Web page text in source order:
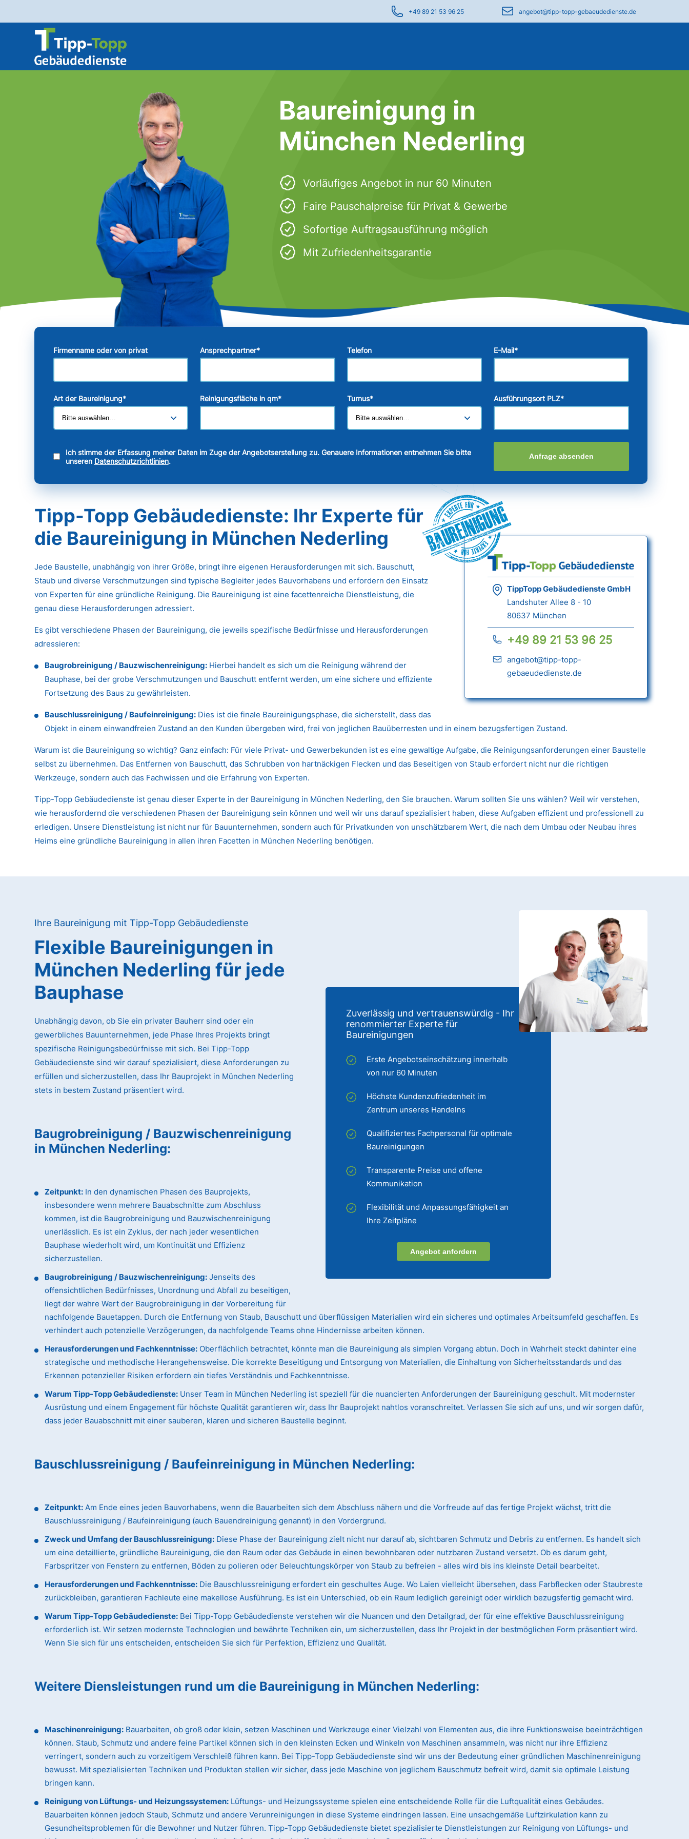
+49 89 21 53 96 25 angebot@tipp-topp-gebaeudedienste.de
Baureinigung in
München Nederling
Vorläufiges Angebot in nur 60 Minuten
Faire Pauschalpreise für Privat & Gewerbe
Sofortige Auftragsausführung möglich
Mit Zufriedenheitsgarantie
Firmenname oder von privat Ansprechpartner* Telefon E-Mail*
Art der Baureinigung* Reinigungsfläche in qm* Turnus* Ausführungsort PLZ*
Ich stimme der Erfassung meiner Daten im Zuge der Angebotserstellung zu. Genauere Informationen entnehmen Sie bitte
unseren Datenschutzrichtlinien.
Anfrage absenden
Tipp-Topp Gebäudedienste: Ihr Experte für
die Baureinigung in München Nederling
Baureinigung
TippTopp Gebäudedienste GmbH
Landshuter Allee 8 - 10
80637 München
+49 89 21 53 96 25
angebot@tipp-topp-
gebaeudedienste.de
Jede Baustelle, unabhängig von ihrer Größe, bringt ihre eigenen Herausforderungen mit sich. Bauschutt,
Staub und diverse Verschmutzungen sind typische Begleiter jedes Bauvorhabens und erfordern den Einsatz
von Experten für eine gründliche Reinigung. Die Baureinigung ist eine facettenreiche Dienstleistung, die
genau diese Herausforderungen adressiert.
Es gibt verschiedene Phasen der Baureinigung, die jeweils spezifische Bedürfnisse und Herausforderungen
adressieren:
Baugrobreinigung / Bauzwischenreinigung: Hierbei handelt es sich um die Reinigung während der
Bauphase, bei der grobe Verschmutzungen und Bauschutt entfernt werden, um eine sichere und effiziente
Fortsetzung des Baus zu gewährleisten.
Bauschlussreinigung / Baufeinreinigung: Dies ist die finale Baureinigungsphase, die sicherstellt, dass das
Objekt in einem einwandfreien Zustand an den Kunden übergeben wird, frei von jeglichen Bauüberresten und in einem bezugsfertigen Zustand.
Warum ist die Baureinigung so wichtig? Ganz einfach: Für viele Privat- und Gewerbekunden ist es eine gewaltige Aufgabe, die Reinigungsanforderungen einer Baustelle
selbst zu übernehmen. Das Entfernen von Bauschutt, das Schrubben von hartnäckigen Flecken und das Beseitigen von Staub erfordert nicht nur die richtigen
Werkzeuge, sondern auch das Fachwissen und die Erfahrung von Experten.
Tipp-Topp Gebäudedienste ist genau dieser Experte in der Baureinigung in München Nederling, den Sie brauchen. Warum sollten Sie uns wählen? Weil wir verstehen,
wie herausfordernd die verschiedenen Phasen der Baureinigung sein können und weil wir uns darauf spezialisiert haben, diese Aufgaben effizient und professionell zu
erledigen. Unsere Dienstleistung ist nicht nur für Bauunternehmen, sondern auch für Privatkunden von unschätzbarem Wert, die nach dem Umbau oder Neubau ihres
Heims eine gründliche Baureinigung in allen ihren Facetten in München Nederling benötigen.
Ihre Baureinigung mit Tipp-Topp Gebäudedienste
Zuverlässig und vertrauenswürdig - Ihr
renommierter Experte für
Baureinigungen
Erste Angebotseinschätzung innerhalb
von nur 60 Minuten
Höchste Kundenzufriedenheit im
Zentrum unseres Handelns
Qualifiziertes Fachpersonal für optimale
Baureinigungen
Transparente Preise und offene
Kommunikation
Flexibilität und Anpassungsfähigkeit an
Ihre Zeitpläne
Angebot anfordern
Flexible Baureinigungen in
München Nederlingfür jede
Bauphase
Unabhängig davon, ob Sie ein privater Bauherr sind oder ein
gewerbliches Bauunternehmen, jede Phase Ihres Projekts bringt
spezifische Reinigungsbedürfnisse mit sich. Bei Tipp-Topp
Gebäudedienste sind wir darauf spezialisiert, diese Anforderungen zu
erfüllen und sicherzustellen, dass Ihr Bauprojekt in München Nederling
stets in bestem Zustand präsentiert wird.
Baugrobreinigung / Bauzwischenreinigung
in München Nederling:
Zeitpunkt: In den dynamischen Phasen des Bauprojekts,
insbesondere wenn mehrere Bauabschnitte zum Abschluss
kommen, ist die Baugrobreinigung und Bauzwischenreinigung
unerlässlich. Es ist ein Zyklus, der nach jeder wesentlichen
Bauphase wiederholt wird, um Kontinuität und Effizienz
sicherzustellen.
Baugrobreinigung / Bauzwischenreinigung: Jenseits des
offensichtlichen Bedürfnisses, Unordnung und Abfall zu beseitigen,
liegt der wahre Wert der Baugrobreinigung in der Vorbereitung für
nachfolgende Bauetappen. Durch die Entfernung von Staub, Bauschutt und überflüssigen Materialien wird ein sicheres und optimales Arbeitsumfeld geschaffen. Es
verhindert auch potenzielle Verzögerungen, da nachfolgende Teams ohne Hindernisse arbeiten können.
Herausforderungen und Fachkenntnisse: Oberflächlich betrachtet, könnte man die Baureinigung als simplen Vorgang abtun. Doch in Wahrheit steckt dahinter eine
strategische und methodische Herangehensweise. Die korrekte Beseitigung und Entsorgung von Materialien, die Einhaltung von Sicherheitsstandards und das
Erkennen potenzieller Risiken erfordern ein tiefes Verständnis und Fachkenntnisse.
Warum Tipp-Topp Gebäudedienste: Unser Team in München Nederling ist speziell für die nuancierten Anforderungen der Baureinigung geschult. Mit modernster
Ausrüstung und einem Engagement für höchste Qualität garantieren wir, dass Ihr Bauprojekt nahtlos voranschreitet. Verlassen Sie sich auf uns, und wir sorgen dafür,
dass jeder Bauabschnitt mit einer sauberen, klaren und sicheren Baustelle beginnt.
Bauschlussreinigung / Baufeinreinigung in München Nederling:
Zeitpunkt: Am Ende eines jeden Bauvorhabens, wenn die Bauarbeiten sich dem Abschluss nähern und die Vorfreude auf das fertige Projekt wächst, tritt die
Bauschlussreinigung / Baufeinreinigung (auch Bauendreinigung genannt) in den Vordergrund.
Zweck und Umfang der Bauschlussreinigung: Diese Phase der Baureinigung zielt nicht nur darauf ab, sichtbaren Schmutz und Debris zu entfernen. Es handelt sich
um eine detaillierte, gründliche Baureinigung, die den Raum oder das Gebäude in einen bewohnbaren oder nutzbaren Zustand versetzt. Ob es darum geht,
Farbspritzer von Fenstern zu entfernen, Böden zu polieren oder Beleuchtungskörper von Staub zu befreien - alles wird bis ins kleinste Detail bearbeitet.
Herausforderungen und Fachkenntnisse: Die Bauschlussreinigung erfordert ein geschultes Auge. Wo Laien vielleicht übersehen, dass Farbflecken oder Staubreste
zurückbleiben, garantieren Fachleute eine makellose Ausführung. Es ist ein Unterschied, ob ein Raum lediglich gereinigt oder wirklich bezugsfertig gemacht wird.
Warum Tipp-Topp Gebäudedienste: Bei Tipp-Topp Gebäudedienste verstehen wir die Nuancen und den Detailgrad, der für eine effektive Bauschlussreinigung
erforderlich ist. Wir setzen modernste Technologien und bewährte Techniken ein, um sicherzustellen, dass Ihr Projekt in der bestmöglichen Form präsentiert wird.
Wenn Sie sich für uns entscheiden, entscheiden Sie sich für Perfektion, Effizienz und Qualität.
Weitere Diensleistungen rund um die Baureinigung in München Nederling:
Maschinenreinigung: Bauarbeiten, ob groß oder klein, setzen Maschinen und Werkzeuge einer Vielzahl von Elementen aus, die ihre Funktionsweise beeinträchtigen
können. Staub, Schmutz und andere feine Partikel können sich in den kleinsten Ecken und Winkeln von Maschinen ansammeln, was nicht nur ihre Effizienz
verringert, sondern auch zu vorzeitigem Verschleiß führen kann. Bei Tipp-Topp Gebäudedienste sind wir uns der Bedeutung einer gründlichen Maschinenreinigung
bewusst. Mit spezialisierten Techniken und Produkten stellen wir sicher, dass jede Maschine von jeglichem Bauschmutz befreit wird, damit sie optimale Leistung
bringen kann.
Reinigung von Lüftungs- und Heizungssystemen: Lüftungs- und Heizungssysteme spielen eine entscheidende Rolle für die Luftqualität eines Gebäudes.
Bauarbeiten können jedoch Staub, Schmutz und andere Verunreinigungen in diese Systeme eindringen lassen. Eine unsachgemäße Luftzirkulation kann zu
Gesundheitsproblemen für die Bewohner und Nutzer führen. Tipp-Topp Gebäudedienste bietet spezialisierte Dienstleistungen zur Reinigung von Lüftungs- und